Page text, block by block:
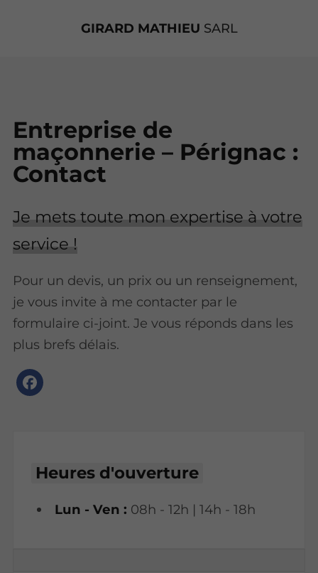
GIRARD MATHIEU SARL
Entreprise de
maçonnerie – Pérignac :
Contact
Je mets toute mon expertise à votre
service !
Pour un devis, un prix ou un renseignement,
je vous invite à me contacter par le
formulaire ci-joint. Je vous réponds dans les
plus brefs délais.
Heures d'ouverture
Lun - Ven : 08h - 12h | 14h - 18h